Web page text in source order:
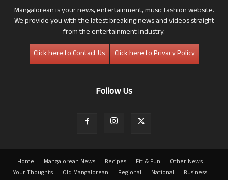
Mangalorean is your news, entertainment, music fashion website.
We provide you with the latest breaking news and videos straight
from the entertainment industry.
Click here to Contact Us
Click here to Privacy Policy
Follow Us
Home Mangalorean News Recipes Fit & Fun
Other News
Your Thoughts
Old Mangalorean Regional National
Business